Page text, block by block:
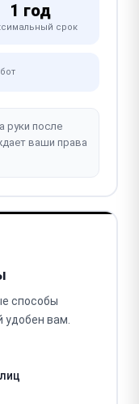
1 год
срок
руки после
ваши права
способы
вам.